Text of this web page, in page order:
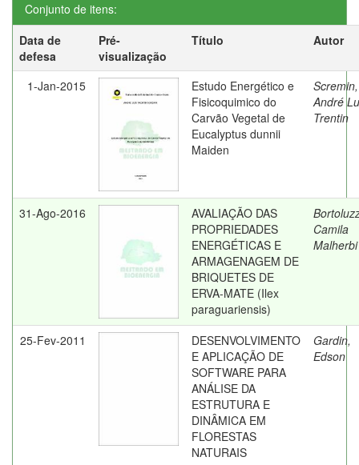
Conjunto de itens:
Data de
defesa
Pré-
visualização
Título Autor
1-Jan-2015
Estudo Energético e
Fisicoquimico do
Carvão Vegetal de
Eucalyptus dunnii
Maiden
Scremin,
André
Trentin
31-Ago-2016
AVALIAÇÃO DAS
PROPRIEDADES
ENERGÉTICAS E
ARMAGENAGEM DE
BRIQUETES DE
ERVA-MATE (Ilex
paraguariensis)
Camila
Malherbi
25-Fev-2011
DESENVOLVIMENTO
E APLICAÇÃO DE
SOFTWARE PARA
ANÁLISE DA
ESTRUTURA E
DINÂMICA EM
FLORESTAS
NATURAIS
Gardin,
Edson